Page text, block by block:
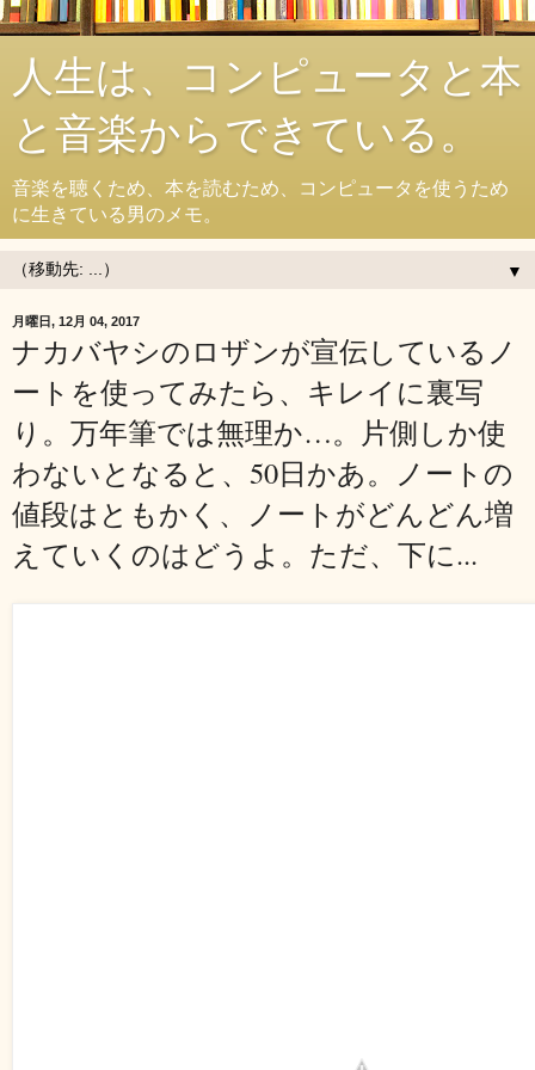
人生は、コンピュータと本
と音楽からできている。
音楽を聴くため、本を読むため、コンピュータを使うため
に生きている男のメモ。
▼
月曜日, 12月 04, 2017
ナカバヤシのロザンが宣伝しているノ
ートを使ってみたら、キレイに裏写
り。万年筆では無理か…。片側しか使
わないとなると、50日かあ。ノートの
値段はともかく、ノートがどんどん増
えていくのはどうよ。ただ、下に...